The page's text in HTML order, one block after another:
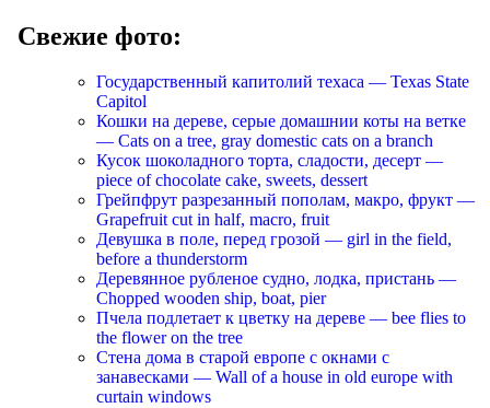
Свежие фото:
Государственный капитолий техаса — Texas State
Capitol
Кошки на дереве, серые домашнии коты на ветке
— Cats on a tree, gray domestic cats on a branch
Кусок шоколадного торта, сладости, десерт —
piece of chocolate cake, sweets, dessert
Грейпфрут разрезанный пополам, макро, фрукт —
Grapefruit cut in half, macro, fruit
Девушка в поле, перед грозой — girl in the field,
before a thunderstorm
Деревянное рубленое судно, лодка, пристань —
Chopped wooden ship, boat, pier
Пчела подлетает к цветку на дереве — bee flies to
the flower on the tree
Стена дома в старой европе с окнами с
занавесками — Wall of a house in old europe with
curtain windows